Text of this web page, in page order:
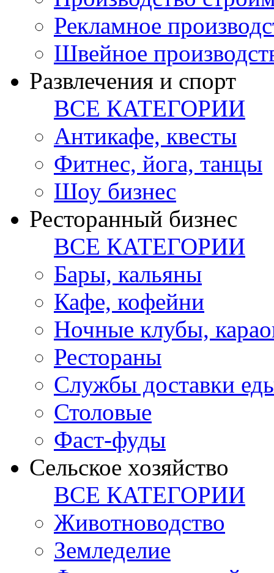
Рекламное
Швейное
Развлечения и спорт
ВСЕ КАТЕГОРИИ
Антикафе, квесты
Фитнес, йога, танцы
Шоу бизнес
Ресторанный бизнес
ВСЕ КАТЕГОРИИ
Бары, кальяны
Кафе, кофейни
Ночные клубы,
Рестораны
Службы доставки
Столовые
Фаст-фуды
Сельское хозяйство
ВСЕ КАТЕГОРИИ
Животноводство
Земледелие